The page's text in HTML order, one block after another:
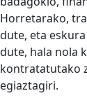
Horretarako,
dute, eta
dute, hala nola
kontratatutako
egiaztagiri.